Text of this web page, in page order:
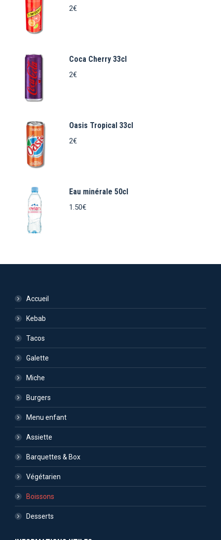
2€
Coca Cherry 33cl
2€
Oasis Tropical 33cl
2€
Eau minérale 50cl
1.50€
Accueil
Kebab
Tacos
Galette
Miche
Burgers
Menu enfant
Assiette
Barquettes & Box
Végétarien
Boissons
Desserts